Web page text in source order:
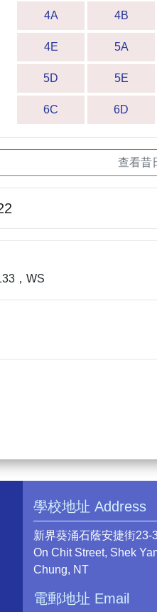
4A 4B
4E 5A
5D 5E
6C 6D
查看昔
，WS
學校地址 Address
新界葵涌石蔭安捷街23-
On Chit Street, Shek
Chung, NT
電郵地址 Email